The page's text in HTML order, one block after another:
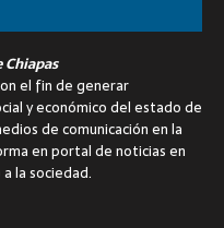
el fin de generar
y económico del estado de
de comunicación en la
en portal de noticias en
la sociedad.